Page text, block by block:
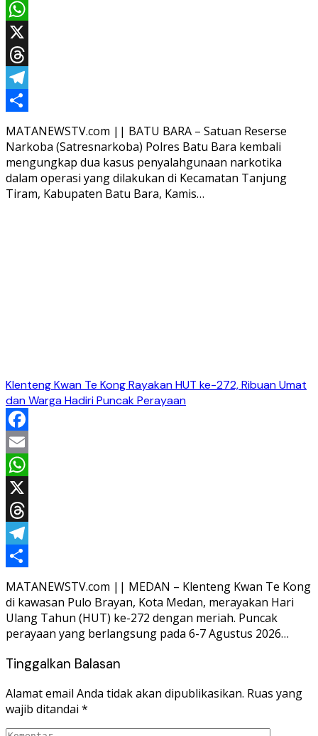
Email
WhatsApp
X
Threads
Telegram
Share
MATANEWSTV.com || BATU BARA – Satuan Reserse
Narkoba (Satresnarkoba) Polres Batu Bara kembali
mengungkap dua kasus penyalahgunaan narkotika
dalam operasi yang dilakukan di Kecamatan Tanjung
Tiram, Kabupaten Batu Bara, Kamis…
Klenteng Kwan Te Kong Rayakan HUT ke-272, Ribuan Umat
dan Warga Hadiri Puncak Perayaan
Facebook
Email
WhatsApp
X
Threads
Telegram
Share
MATANEWSTV.com || MEDAN – Klenteng Kwan Te Kong
di kawasan Pulo Brayan, Kota Medan, merayakan Hari
Ulang Tahun (HUT) ke-272 dengan meriah. Puncak
perayaan yang berlangsung pada 6-7 Agustus 2026…
Tinggalkan Balasan
Alamat email Anda tidak akan dipublikasikan. Ruas yang
wajib ditandai *